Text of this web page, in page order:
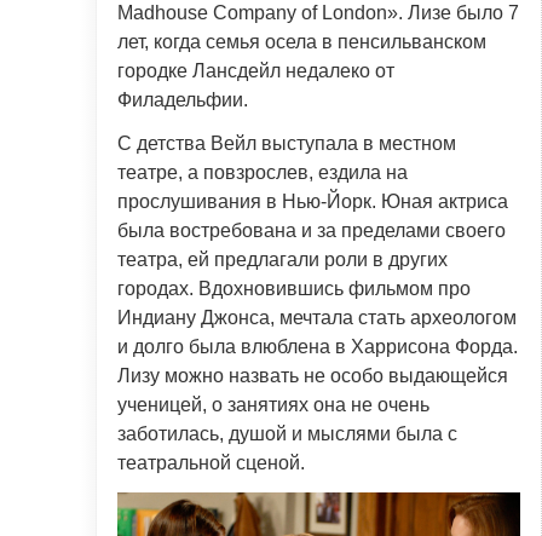
Madhouse Company of London». Лизе было 7
лет, когда семья осела в пенсильванском
городке Лансдейл недалеко от
Филадельфии.
С детства Вейл выступала в местном
театре, а повзрослев, ездила на
прослушивания в Нью-Йорк. Юная актриса
была востребована и за пределами своего
театра, ей предлагали роли в других
городах. Вдохновившись фильмом про
Индиану Джонса, мечтала стать археологом
и долго была влюблена в Харрисона Форда.
Лизу можно назвать не особо выдающейся
ученицей, о занятиях она не очень
заботилась, душой и мыслями была с
театральной сценой.